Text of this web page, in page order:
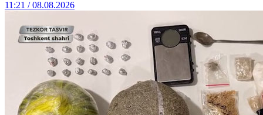
11:21 / 08.08.2026